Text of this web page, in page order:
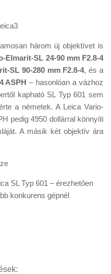
három új objektívet is
Elmarit-SL 24-90 mm F2.8-4
SL 90-280 mm F2.8-4, és a
ASPH – hasonlóan a vázhoz
kapható SL Typ 601 sem
a németek. A Leica Vario-
pedig 4950 dollárral könnyíti
A másik két objektív ára
SL Typ 601 – érezhetően
konkurens gépnél